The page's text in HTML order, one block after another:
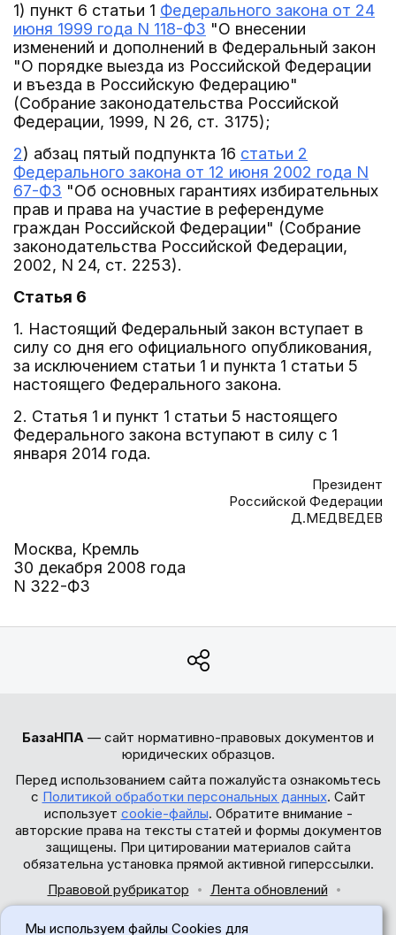
1) пункт 6 статьи 1 Федерального закона от 24
июня 1999 года N 118-ФЗ "О внесении
изменений и дополнений в Федеральный закон
"О порядке выезда из Российской Федерации
и въезда в Российскую Федерацию"
(Собрание законодательства Российской
Федерации, 1999, N 26, ст. 3175);
2) абзац пятый подпункта 16 статьи 2
Федерального закона от 12 июня 2002 года N
67-ФЗ "Об основных гарантиях избирательных
прав и права на участие в референдуме
граждан Российской Федерации" (Собрание
законодательства Российской Федерации,
2002, N 24, ст. 2253).
Статья 6
1. Настоящий Федеральный закон вступает в
силу со дня его официального опубликования,
за исключением статьи 1 и пункта 1 статьи 5
настоящего Федерального закона.
2. Статья 1 и пункт 1 статьи 5 настоящего
Федерального закона вступают в силу с 1
января 2014 года.
Президент
Российской Федерации
Д.МЕДВЕДЕВ
Москва, Кремль
30 декабря 2008 года
N 322-ФЗ
БазаНПА — сайт нормативно-правовых документов и
юридических образцов.
Перед использованием сайта пожалуйста ознакомьтесь
с Политикой обработки персональных данных. Сайт
использует cookie-файлы. Обратите внимание -
авторские права на тексты статей и формы документов
защищены. При цитировании материалов сайта
обязательна установка прямой активной гиперссылки.
Правовой рубрикатор
Лента обновлений
Мы используем файлы Cookies для